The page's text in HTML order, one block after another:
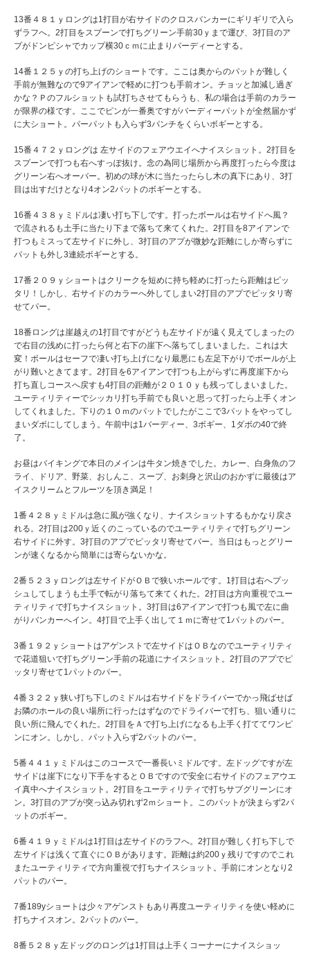
13番４８１ｙロングは1打目が右サイドのクロスバンカーにギリギリで入ら
ずラフへ。2打目をスプーンで打ちグリーン手前30ｙまで運び、3打目のア
プがドンピシャでカップ横30ｃｍに止まりバーディーとする。
14番１２５ｙの打ち上げのショートです。ここは奥からのパットが難しく
手前が無難なので9アイアンで軽めに打つも手前オン。チョッと加減し過ぎ
かな？Ｐのフルショットも試打ちさせてもらうも、私の場合は手前のカラー
が限界の様です。ここでピンが一番奥ですがバーディーパットが全然届かず
に大ショート。パーパットも入らず3パンチをくらいボギーとする。
15番４７２ｙロングは 左サイドのフェアウエイへナイスショット。2打目を
スプーンで打つも右へすっぽ抜け。念の為同じ場所から再度打ったら今度は
グリーン右へオーバー。初めの球が木に当たったらし木の真下にあり、3打
目は出すだけとなり4オン2パットのボギーとする。
16番４３８ｙミドルは凄い打ち下しです。打ったボールは右サイドへ風？
で流されるも土手に当たり下まで落ちて来てくれた。2打目を8アイアンで
打つもミスって左サイドに外し、3打目のアプが微妙な距離にしか寄らずに
パットも外し3連続ボギーとする。
17番２０９ｙショートはクリークを短めに持ち軽めに打ったら距離はピッ
タリ！しかし、右サイドのカラーへ外してしまい2打目のアプでピッタリ寄
せてパー。
18番ロングは崖越えの1打目ですがどうも左サイドが遠く見えてしまったの
で右目の浅めに打ったら何と右下の崖下へ落ちてしまいました。これは大
変！ボールはセーフで凄い打ち上げになり最悪にも左足下がりでボールが上
がり難いときてます。2打目を6アイアンで打つも上がらずに再度崖下から
打ち直しコースへ戻すも4打目の距離が２０１０ｙも残ってしまいました。
ユーティリティーでシッカリ打ち手前でも良いと思って打ったら上手くオン
してくれました。下りの１０ｍのパットでしたがここで3パットをやってし
まいダボにしてしまう。午前中は1バーディー、3ボギー、1ダボの40で終
了。
お昼はバイキングで本日のメインは牛タン焼きでした。カレー、白身魚のフ
ライ、ドリア、野菜、おしんこ、スープ、お刺身と沢山のおかずに最後はア
イスクリームとフルーツを頂き満足！
1番４２８ｙミドルは急に風が強くなり、ナイスショットするもかなり戻さ
れる。2打目は200ｙ近くのこっているのでユーティリティで打ちグリーン
右サイドに外す。3打目のアプでピッタリ寄せてパー。当日はもっとグリー
ンが速くなるから簡単には寄らないかな。
2番５２３ｙロングは左サイドがＯＢで狭いホールです。1打目は右へプッ
シュしてしまうも土手で転がり落ちて来てくれた。2打目は方向重視でユー
ティリティで打ちナイスショット。3打目は6アイアンで打つも風で左に曲
がりバンカーへイン。4打目で上手く出して１ｍに寄せて1パットのパー。
3番１９２ｙショートはアゲンストで左サイドはＯＢなのでユーティリティ
で花道狙いで打ちグリーン手前の花道にナイスショット。2打目のアプでピ
ッタリ寄せて1パットのパー。
4番３２２ｙ狭い打ち下しのミドルは右サイドをドライバーでかっ飛ばせば
お隣のホールの良い場所に行ったはずなのでドライバーで打ち、狙い通りに
良い所に飛んでくれた。2打目をＡで打ち上げになるも上手く打ててワンピ
ンにオン。しかし、パット入らず2パットのパー。
5番４４１ｙミドルはこのコースで一番長いミドルです。左ドッグですが左
サイドは崖下になり下手をするとＯＢですので安全に右サイドのフェアウエ
イ真中へナイスショット。2打目をユーティリティで打ちサブグリーンにオ
ン。3打目のアプが突っ込み切れず2ｍショート。このパットが決まらず2パ
ットのボギー。
6番４１９ｙミドルは1打目は左サイドのラフへ。2打目が難しく打ち下しで
左サイドは浅くて直ぐにＯＢがあります。距離は約200ｙ残りですのでこれ
またユーティリティで方向重視で打ちナイスショット。手前にオンとなり2
パットのパー。
7番189yショートは少々アゲンストもあり再度ユーティリティを使い軽めに
打ちナイスオン。2パットのパー。
8番５２８ｙ左ドッグのロングは1打目は上手くコーナーにナイスショッ